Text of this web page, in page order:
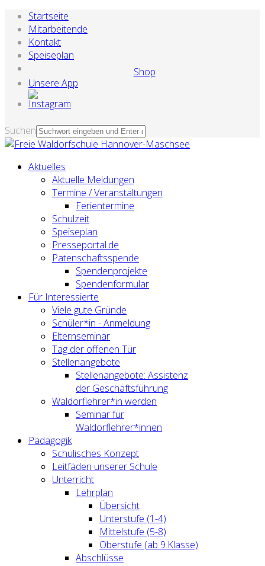
Startseite
Mitarbeitende
Kontakt
Speiseplan
Shop
Unsere App
Suchen
Aktuelles
Aktuelle Meldungen
Termine / Veranstaltungen
Ferientermine
Schulzeit
Speiseplan
Presseportal.de
Patenschaftsspende
Spendenprojekte
Spendenformular
Für Interessierte
Viele gute Gründe
Schüler*in - Anmeldung
Elternseminar
Tag der offenen Tür
Stellenangebote
Stellenangebote: Assistenz
der Geschäftsführung
Waldorflehrer*in werden
Seminar für
Waldorflehrer*innen
Pädagogik
Schulisches Konzept
Leitfäden unserer Schule
Unterricht
Lehrplan
Übersicht
Unterstufe (1-4)
Mittelstufe (5-8)
Oberstufe (ab 9.Klasse)
Abschlüsse